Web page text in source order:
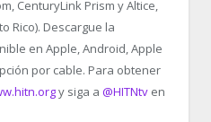
CenturyLink Prism y Altice,
Rico). Descargue la
en Apple, Android, Apple
por cable. Para obtener
y siga a @HITNtv en